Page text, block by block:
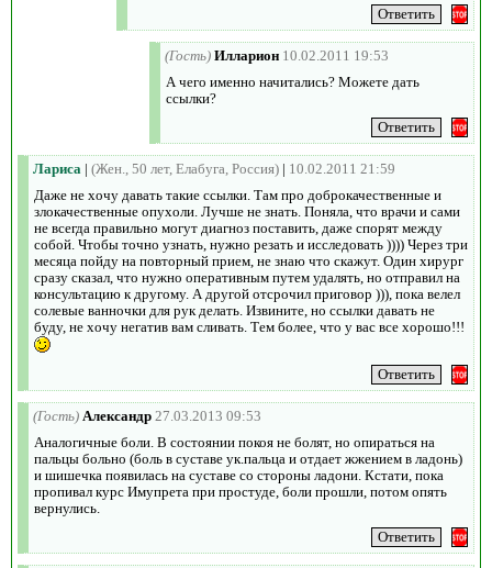
(Гость) Илларион 10.02.2011 19:53
А чего именно начитались? Можете дать
ссылки?
Лариса | (Жен., 50 лет, Елабуга, Россия) | 10.02.2011 21:59
Даже не хочу давать такие ссылки. Там про доброкачественные и
злокачественные опухоли. Лучше не знать. Поняла, что врачи и сами
не всегда правильно могут диагноз поставить, даже спорят между
собой. Чтобы точно узнать, нужно резать и исследовать )))) Через три
месяца пойду на повторный прием, не знаю что скажут. Один хирург
сразу сказал, что нужно оперативным путем удалять, но отправил на
консультацию к другому. А другой отсрочил приговор ))), пока велел
солевые ванночки для рук делать. Извините, но ссылки давать не
буду, не хочу негатив вам сливать. Тем более, что у вас все хорошо!!!
(Гость) Александр 27.03.2013 09:53
Аналогичные боли. В состоянии покоя не болят, но опираться на
пальцы больно (боль в суставе ук.пальца и отдает жжением в ладонь)
и шишечка появилась на суставе со стороны ладони. Кстати, пока
пропивал курс Имупрета при простуде, боли прошли, потом опять
вернулись.